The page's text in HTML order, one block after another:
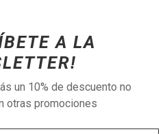
A LA
un 10% de descuento no
otras promociones